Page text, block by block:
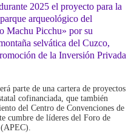
2025 el proyecto para la
arqueológico del
Machu Picchu» por su
selvática del Cuzco,
de la Inversión Privada
parte de una cartera de proyectos
cofinanciada, que también
del Centro de Convenciones de
cumbre de líderes del Foro de